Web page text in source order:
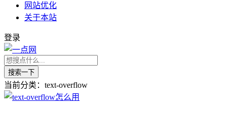
网站优化
关于本站
登录
搜索一下
当前分类：text-overflow